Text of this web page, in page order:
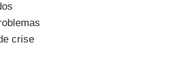
crise